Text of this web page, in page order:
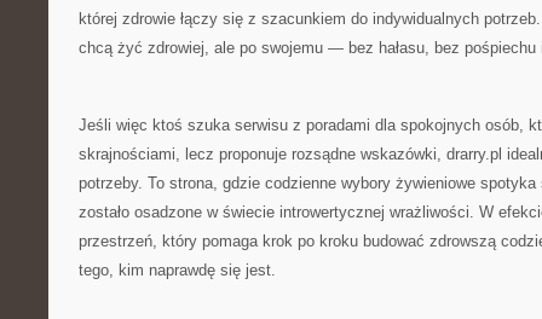
której zdrowie łączy się z szacunkiem do indywidualnych
chcą żyć zdrowiej, ale po swojemu — bez hałasu, bez pośpiechu
Jeśli więc ktoś szuka serwisu z poradami dla spokojnych osób,
skrajnościami, lecz proponuje rozsądne wskazówki, drarry.pl
potrzeby. To strona, gdzie codzienne wybory żywieniowe
zostało osadzone w świecie introwertycznej wrażliwości. W
przestrzeń, który pomaga krok po kroku budować zdrowszą
tego, kim naprawdę się jest.